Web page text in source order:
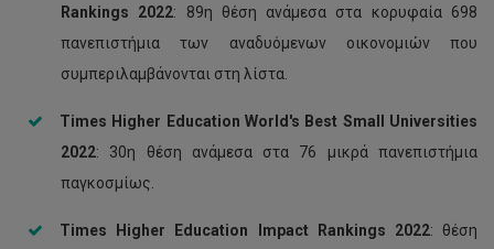
Rankings 2022: 89η θέση ανάμεσα στα κορυφαία 698
πανεπιστήμια των αναδυόμενων οικονομιών που
συμπεριλαμβάνονται στη λίστα.
Times Higher Education World's Best Small Universities
2022: 30η θέση ανάμεσα στα 76 μικρά πανεπιστήμια
παγκοσμίως.
Times Higher Education Impact Rankings 2022: θέση